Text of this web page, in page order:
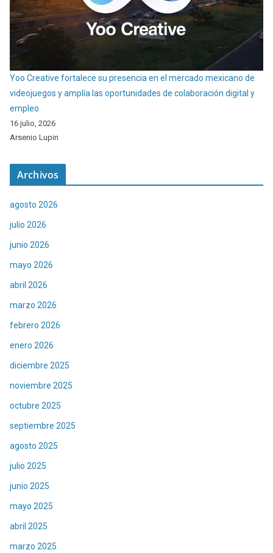
Yoo Creative fortalece su presencia en el mercado mexicano de
videojuegos y amplía las oportunidades de colaboración digital y
empleo
16 julio, 2026
Arsenio Lupin
Archivos
agosto 2026
julio 2026
junio 2026
mayo 2026
abril 2026
marzo 2026
febrero 2026
enero 2026
diciembre 2025
noviembre 2025
octubre 2025
septiembre 2025
agosto 2025
julio 2025
junio 2025
mayo 2025
abril 2025
marzo 2025